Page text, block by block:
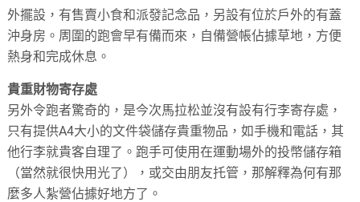
外擺設，有售賣小食和派發記念品，另設有位於戶外的有蓋
沖身房。周圍的跑會早有備而來，自備營帳佔據草地，方便
熱身和完成休息。
貴重財物寄存處
另外令跑者驚奇的，是今次馬拉松並沒有設有行李寄存處，
只有提供A4大小的文件袋儲存貴重物品，如手機和電話，其
他行李就貴客自理了。跑手可使用在運動場外的投幣儲存箱
（當然就很快用光了），或交由朋友托管，那解釋為何有那
麼多人紮營佔據好地方了。